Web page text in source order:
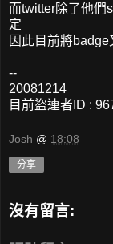
而twitter除了他們
定
因此目前將
--
20081214
目前盜連者ID :
Josh @ 18:08
分享
沒有留言: